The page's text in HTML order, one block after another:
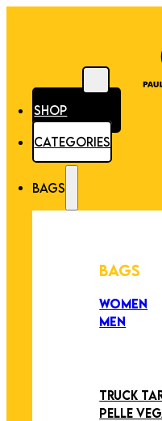
SHOP
CATEGORIES
BAGS
BAGS
WOMEN
MEN
TRUCK
PELLE